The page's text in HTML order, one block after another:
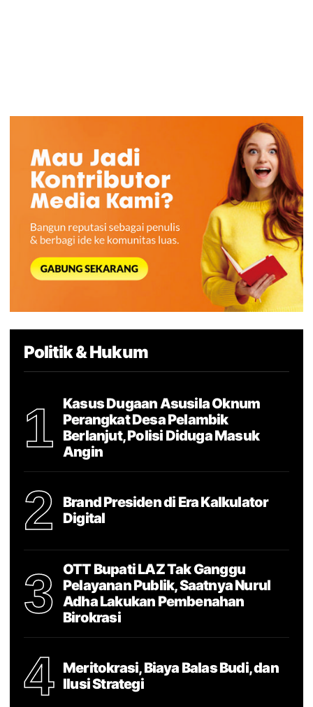
Politik & Hukum
1
Kasus Dugaan Asusila Oknum
Perangkat Desa Pelambik
Berlanjut, Polisi Diduga Masuk
Angin
2
Brand Presiden di Era Kalkulator
Digital
3
OTT Bupati LAZ Tak Ganggu
Pelayanan Publik, Saatnya Nurul
Adha Lakukan Pembenahan
Birokrasi
4
Meritokrasi, Biaya Balas Budi, dan
Ilusi Strategi